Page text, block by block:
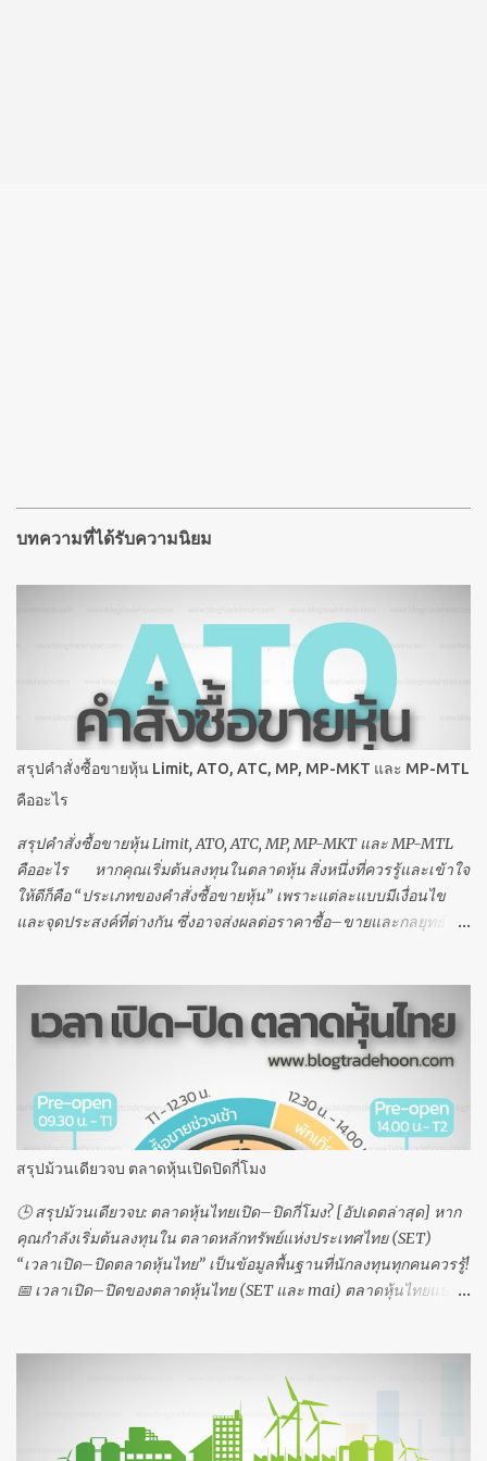
บทความที่ได้รับความนิยม
สรุปคำสั่งซื้อขายหุ้น Limit, ATO, ATC, MP, MP-MKT และ MP-MTL
คืออะไร
สรุปคำสั่งซื้อขายหุ้น Limit, ATO, ATC, MP, MP-MKT และ MP-MTL
คืออะไร หากคุณเริ่มต้นลงทุนในตลาดหุ้น สิ่งหนึ่งที่ควรรู้และเข้าใจ
ให้ดีก็คือ “ประเภทของคำสั่งซื้อขายหุ้น” เพราะแต่ละแบบมีเงื่อนไข
และจุดประสงค์ที่ต่างกัน ซึ่งอาจส่งผลต่อราคาซื้อ–ขายและกลยุทธ์
(Special Market Order) MP-MKT (Market Order) MP-MTL (Market
to Limit Order ) ด้านล่างนี้คือรายละเอียดและความแตกต่างของคำสั่ง
แต่ละประเภท 👇 📌 1. Limit Order คืออะไร Limit Order คือ คำสั่งซื้อ
เท่าไร หากไม่ได้ราคาตามที่ตั้งไว้ ระบบจะ ไม่จับคู่คำสั่ง 👉 ตัวอย่าง:
ถ้าตั้งซื้อหุ้นที่ 50 บาท ระบบจะซื้อให้ก็ต่อเมื่อมีคนขายที่ราคา 50 บาท
เท่านั้น 📍 ข้อควรรู้: ต้องระบุ “จำนวนหุ้น” และ “ราคา” ก่อนส่งคำสั่ง
เหมาะสำหรับผู้ที่ต้องการ “ควบคุมราคา” ในการซื้อขาย ⏰ 2. ATO (At
the Open) คืออะไร ATO คือ คำสั่งซื้อ...
สรุปม้วนเดียวจบ ตลาดหุ้นเปิดปิดกี่โมง
🕒 สรุปม้วนเดียวจบ: ตลาดหุ้นไทยเปิด–ปิดกี่โมง? [อัปเดตล่าสุด] หาก
คุณกำลังเริ่มต้นลงทุนใน ตลาดหลักทรัพย์แห่งประเทศไทย (SET)
“เวลาเปิด–ปิดตลาดหุ้นไทย” เป็นข้อมูลพื้นฐานที่นักลงทุนทุกคนควรรู้!
📅 เวลาเปิด–ปิดของตลาดหุ้นไทย (SET และ mai) ตลาดหุ้นไทยแบ่ง
พักเที่ยง → ไม่สามารถซื้อขายได้ ⏰ 12:30 น. – 14:00 น. Pre-open
Session II → ส่งคำสั่งเพื่อคำนวณราคาเปิดภาคบ่าย ⏰ 14:00 น. – T2
(สุ่มระหว่าง 14:25 น. – 14:30 น.) Trading Session II (ภาคบ่าย) → เริ่ม